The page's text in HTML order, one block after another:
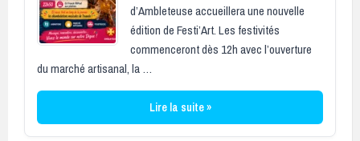
d’Ambleteuse accueillera une nouvelle
édition de Festi’Art. Les festivités
commenceront dès 12h avec l’ouverture
du marché artisanal, la …
Lire la suite »